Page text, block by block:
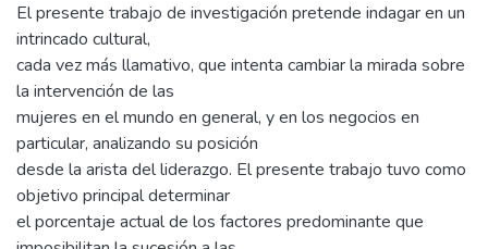
El presente trabajo de investigación pretende indagar en un
intrincado cultural,
cada vez más llamativo, que intenta cambiar la mirada sobre
la intervención de las
mujeres en el mundo en general, y en los negocios en
particular, analizando su posición
desde la arista del liderazgo. El presente trabajo tuvo como
objetivo principal determinar
el porcentaje actual de los factores predominante que